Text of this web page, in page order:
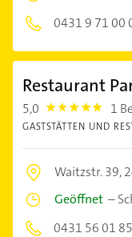
0431 9 71 00
Restaurant
5,0 5.0 1
GASTSTÄTTEN UND
Waitzstr. 39,
Geöffnet –
0431 56 01